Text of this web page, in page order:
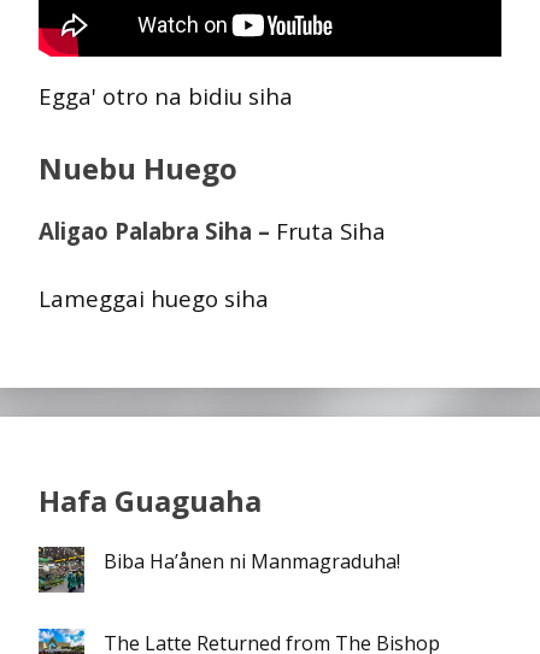
Egga' otro na bidiu siha
Nuebu Huego
Aligao Palabra Siha – Fruta Siha
Lameggai huego siha
Hafa Guaguaha
Biba Ha’ånen ni Manmagraduha!
The Latte Returned from The Bishop